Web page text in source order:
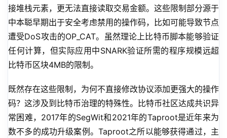
接堆栈元素，更无法直接读取交易金额。这些限制部分源于
中本聪早期出于安全考虑禁用的操作码，比如可能导致节点
遭受DoS攻击的OP_CAT。虽然理论上比特币脚本能够验证
任何计算，但实际应用中SNARK验证所需的程序规模远超
比特币区块4MB的限制。
既然存在这些限制，为何不直接修改协议添加更强大的操作
码？这涉及到比特币治理的特殊性。比特币社区达成共识异
常困难，2017年的SegWit和2021年的Taproot是近年来为
数不多的成功升级案例。Taproot之所以能够获得通过，主